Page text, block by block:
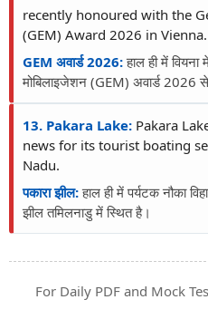
recently honoured with the
(GEM) Award 2026 in Vienna.
GEM अवार्ड 2026:हाल ही में
मोबिलाइजेशन (GEM) अवार्ड 2026 से
13. Pakara Lake: Pakara
news for its tourist boating
Nadu.
पकारा झील:हाल ही में पर्यटक नौका
झील तमिलनाडु में स्थित है।
For Daily PDF and Mock